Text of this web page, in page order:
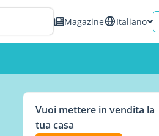
Magazine Italiano
Vuoi mettere in vendita la
tua casa